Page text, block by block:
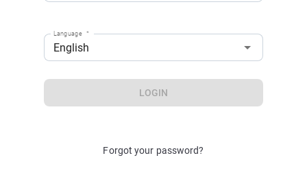
English
Language *
LOGIN
Forgot your password?